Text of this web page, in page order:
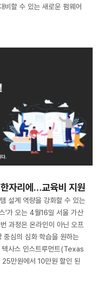
비할 수 있는 새로운 펌웨어
자리에…교육비 지원
설계 역량을 강화할 수 있는
’가 오는 4월16일 서울 가산
과정은 온라인이 아닌 오프
중심의 심화 학습을 원하는
텍사스 인스트루먼트(Texas
만원에서 10만원 할인 된